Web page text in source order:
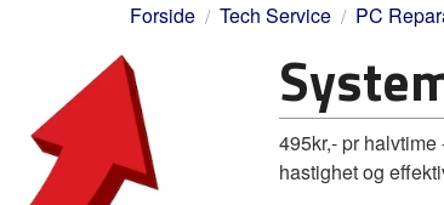
Forside Tech Service PC
495kr,- pr
hastighet og